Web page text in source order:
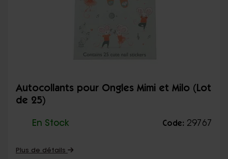
Autocollants pour Ongles Mimi et Milo (Lot
de 25)
En Stock Code: 29767
Plus de détails